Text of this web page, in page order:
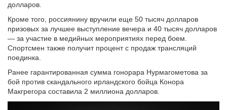
долларов.
Кроме того, россиянину вручили еще 50 тысяч долларов
призовых за лучшее выступление вечера и 40 тысяч долларов
— за участие в медийных мероприятиях перед боем.
Спортсмен также получит процент с продаж трансляций
поединка.
Ранее гарантированная сумма гонорара Нурмагометова за
бой против скандального ирландского бойца Конора
Макгрегора составила 2 миллиона долларов.